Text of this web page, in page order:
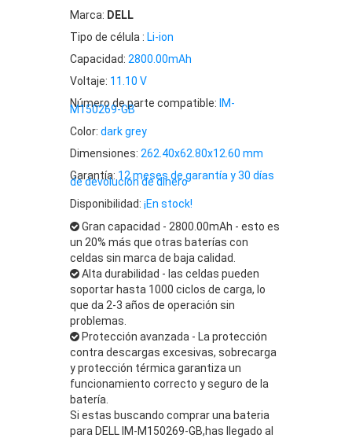
Marca: DELL
Tipo de célula : Li-ion
Capacidad: 2800.00mAh
Voltaje: 11.10 V
Número de parte compatible: IM-
M150269-GB
Color: dark grey
Dimensiones: 262.40x62.80x12.60 mm
Garantía: 12 meses de garantía y 30 días
de devolución de dinero
Disponibilidad: ¡En stock!
Gran capacidad - 2800.00mAh - esto es
un 20% más que otras baterías con
celdas sin marca de baja calidad.
Alta durabilidad - las celdas pueden
soportar hasta 1000 ciclos de carga, lo
que da 2-3 años de operación sin
problemas.
Protección avanzada - La protección
contra descargas excesivas, sobrecarga
y protección térmica garantiza un
funcionamiento correcto y seguro de la
batería.
Si estas buscando comprar una bateria
para DELL IM-M150269-GB,has llegado al